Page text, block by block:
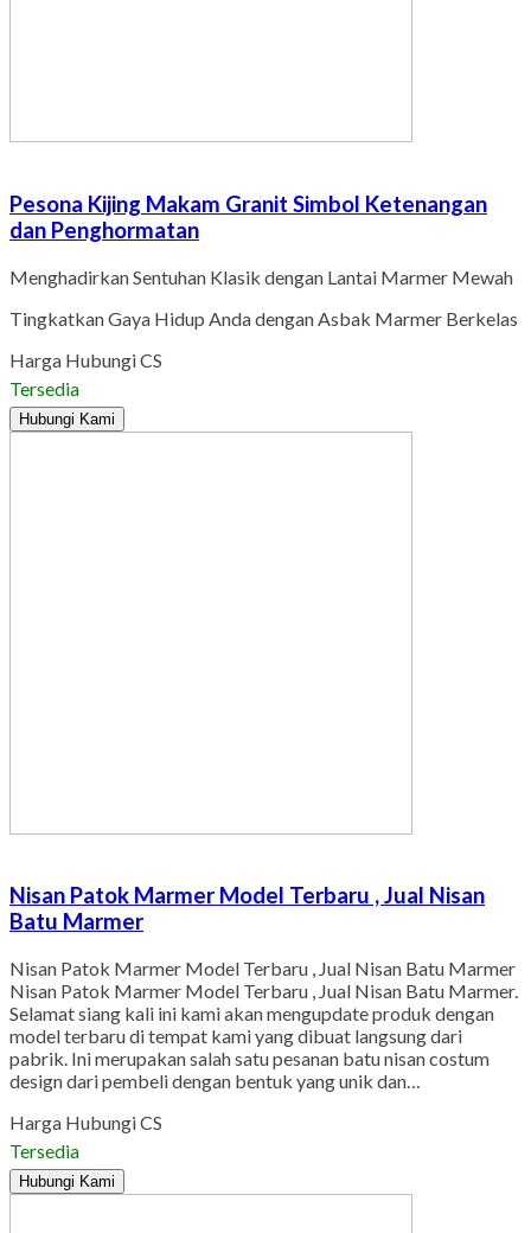
Pesona Kijing Makam Granit Simbol Ketenangan
dan Penghormatan
Menghadirkan Sentuhan Klasik dengan Lantai Marmer Mewah
Tingkatkan Gaya Hidup Anda dengan Asbak Marmer Berkelas
Harga Hubungi CS
Tersedia
Hubungi Kami
Nisan Patok Marmer Model Terbaru , Jual Nisan
Batu Marmer
Nisan Patok Marmer Model Terbaru , Jual Nisan Batu Marmer
Nisan Patok Marmer Model Terbaru , Jual Nisan Batu Marmer.
Selamat siang kali ini kami akan mengupdate produk dengan
model terbaru di tempat kami yang dibuat langsung dari
pabrik. Ini merupakan salah satu pesanan batu nisan costum
design dari pembeli dengan bentuk yang unik dan…
Harga Hubungi CS
Tersedia
Hubungi Kami